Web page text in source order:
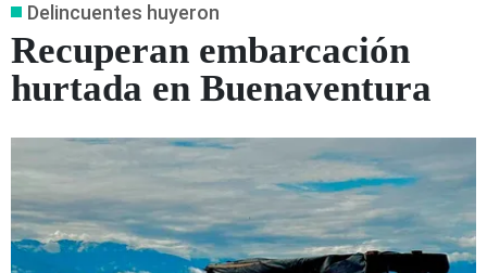
Delincuentes huyeron
Recuperan embarcación
hurtada en Buenaventura